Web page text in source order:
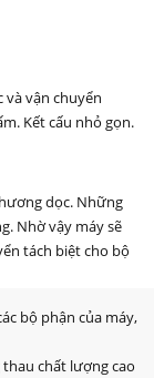
và vận chuyển
Kết cấu nhỏ gọn.
dọc. Những
Nhờ vậy máy sẽ
tách biệt cho bộ
bộ phận của máy,
chất lượng cao